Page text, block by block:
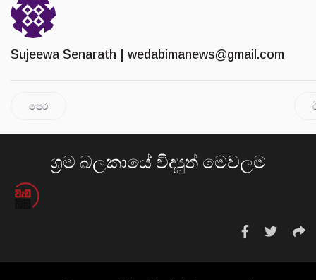
Sujeewa Senarath | wedabimanews@gmail.com
පෙර
ශ්‍රම බලකායේ විද්‍යුත් මෙවලම